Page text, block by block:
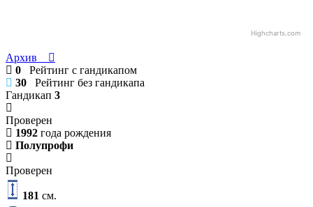
Highcharts.com
Архив
0 Рейтинг с гандикапом
30 Рейтинг без гандикапа
Гандикап 3
Проверен
1992 года рождения
Полупрофи
Проверен
181 см.